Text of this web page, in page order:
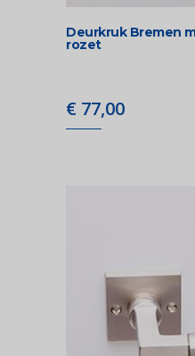
Deurkruk Bremen
rozet
€ 77,00